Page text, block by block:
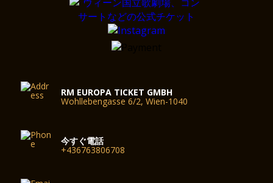
RM EUROPA TICKET GMBH
Wohllebengasse 6/2, Wien-1040
今すぐ電話
+436763806708